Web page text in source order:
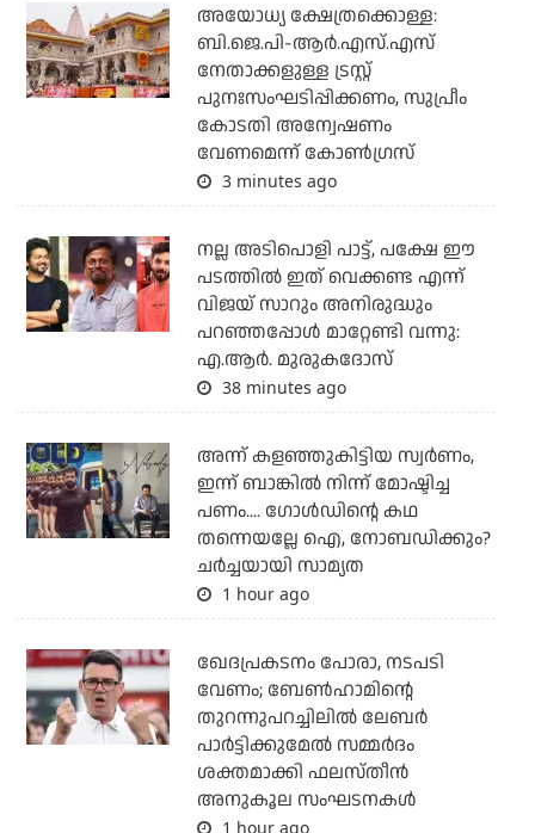
അയോധ്യ ക്ഷേത്രക്കൊള്ള:
ബി.ജെ.പി-ആര്‍.എസ്.എസ്
നേതാക്കളുള്ള ട്രസ്റ്റ്
പുനഃസംഘടിപ്പിക്കണം, സുപ്രീം
കോടതി അന്വേഷണം
വേണമെന്ന് കോണ്‍ഗ്രസ്
3 minutes ago
നല്ല അടിപൊളി പാട്ട്, പക്ഷേ ഈ
പടത്തില്‍ ഇത് വെക്കണ്ട എന്ന്
വിജയ് സാറും അനിരുദ്ധും
പറഞ്ഞപ്പോള്‍ മാറ്റേണ്ടി വന്നു:
എ.ആര്‍. മുരുകദോസ്
38 minutes ago
അന്ന് കളഞ്ഞുകിട്ടിയ സ്വര്‍ണം,
ഇന്ന് ബാങ്കില്‍ നിന്ന് മോഷ്ടിച്ച
പണം.... ഗോള്‍ഡിന്റെ കഥ
തന്നെയല്ലേ ഐ, നോബഡിക്കും?
ചര്‍ച്ചയായി സാമ്യത
1 hour ago
ഖേദപ്രകടനം പോരാ, നടപടി
വേണം; ബേൺഹാമിന്റെ
തുറന്നുപറച്ചിലിൽ ലേബർ
പാർട്ടിക്കുമേൽ സമ്മർദം
ശക്തമാക്കി ഫലസ്തീൻ
അനുകൂല സംഘടനകൾ
1 hour ago